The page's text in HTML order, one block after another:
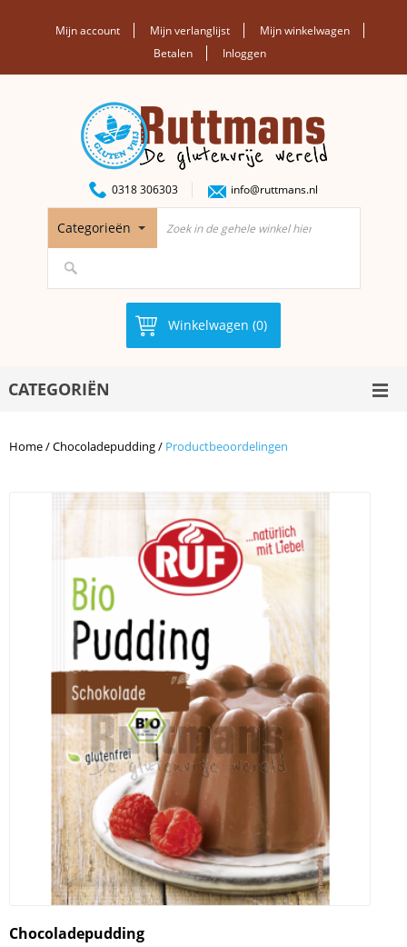
Mijn account Mijn verlanglijst
Mijn winkelwagen
Betalen
Inloggen
0318 306303 info@ruttmans.nl
Categorieën
Winkelwagen (0)
CATEGORIËN
Home/Chocoladepudding/ Productbeoordelingen
Chocoladepudding